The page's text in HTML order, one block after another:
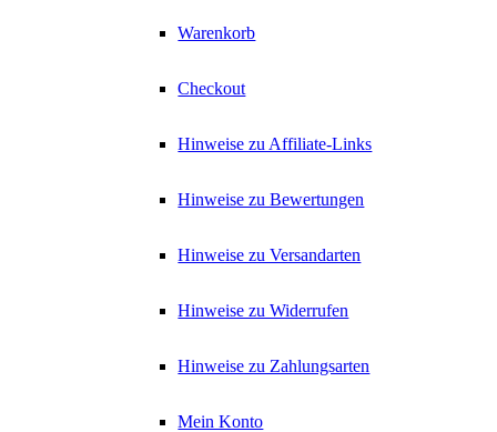
Warenkorb
Checkout
Hinweise zu Affiliate-Links
Hinweise zu Bewertungen
Hinweise zu Versandarten
Hinweise zu Widerrufen
Hinweise zu Zahlungsarten
Mein Konto